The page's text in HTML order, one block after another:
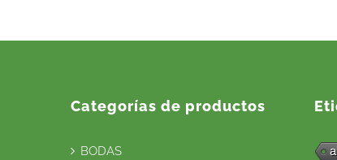
Categorías de productos
BODAS